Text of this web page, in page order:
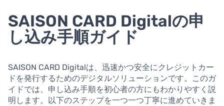
SAISON CARD Digitalの申
し込み手順ガイド
SAISON CARD Digitalは、迅速かつ安全にクレジットカー
ドを発行するためのデジタルソリューションです。このガ
イドでは、申し込み手順を初心者の方にもわかりやすく説
明します。以下のステップを一つ一つ丁寧に進めていきま